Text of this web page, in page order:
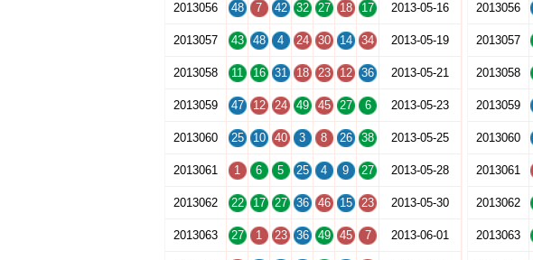
2013056 48 7 42 32 27 18 17 2013-05-16
2013057 43 48 4 24 30 14 34 2013-05-19
2013058 11 16 31 18 23 12 36 2013-05-21
2013059 47 12 24 49 45 27 6 2013-05-23
2013060 25 10 40 3 8 26 38 2013-05-25
2013061 1 6 5 25 4 9 27 2013-05-28
2013062 22 17 27 36 46 15 23 2013-05-30
2013063 27 1 23 36 49 45 7 2013-06-01
2013056
2013057
2013058
2013059
2013060
2013061
2013062
2013063